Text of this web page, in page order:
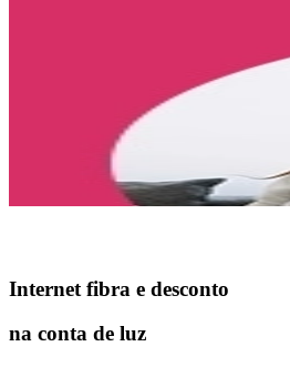
Internet fibra e desconto
na conta de luz